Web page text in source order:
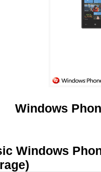
Windows
Windows